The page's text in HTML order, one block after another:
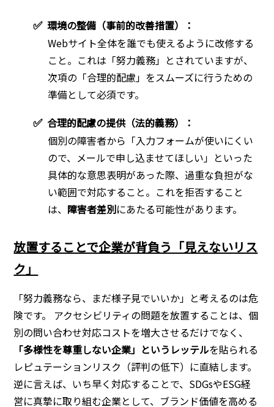
✅ 環境の整備（事前的改善措置）：
Webサイト全体を誰でも使えるように改修する
こと。これは「努力義務」とされていますが、
次項の「合理的配慮」をスムーズに行うための
準備として必須です。
✅ 合理的配慮の提供（法的義務）：
個別の障害者から「入力フォームが使いにくい
ので、メールで申し込ませてほしい」といった
具体的な意思表明があった際、過重な負担がな
い範囲で対応すること。これを拒否すること
は、 障害者差別にあたる可能性があります。
放置することで企業が背負う「見えないリス
ク」
「努力義務なら、まだ様子見でいいか」と考えるのは危
険です。 アクセシビリティの問題を放置することは、個
別の問い合わせ対応コストを増大させるだけでなく、
「多様性を尊重しない企業」というレッテルを貼られる
レピュテーションリスク（評判の低下）に直結します。
逆に言えば、いち早く対応することで、SDGsやESG経
営に真摯に取り組む企業として、ブランド価値を高める